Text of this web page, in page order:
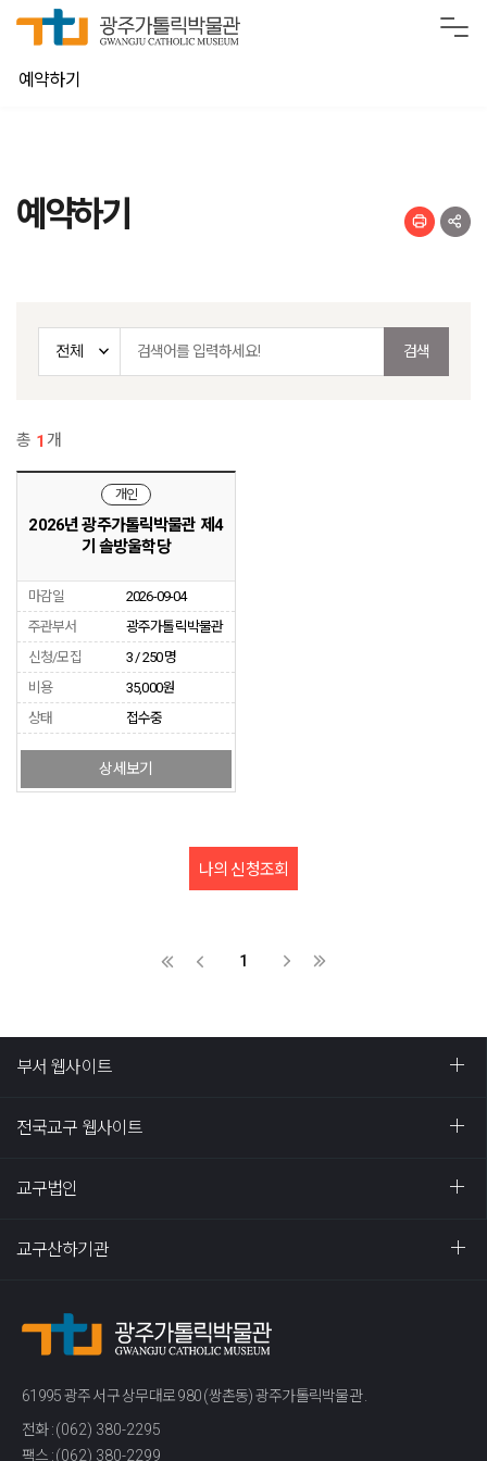
예약하기
예약하기
검색
총 1 개
개인
2026년 광주가톨릭박물관 제4
기 솔방울학당
마감일
2026-09-04
주관부서
광주가톨릭박물관
신청/모집
3 / 250 명
비용
35,000원
상태
접수중
상세보기
나의 신청조회
1
부서 웹사이트
전국교구 웹사이트
교구법인
교구산하기관
61995 광주 서구 상무대로 980 (쌍촌동) 광주가톨릭박물관 .
전화 :(062) 380-2295
팩스 :(062) 380-2299